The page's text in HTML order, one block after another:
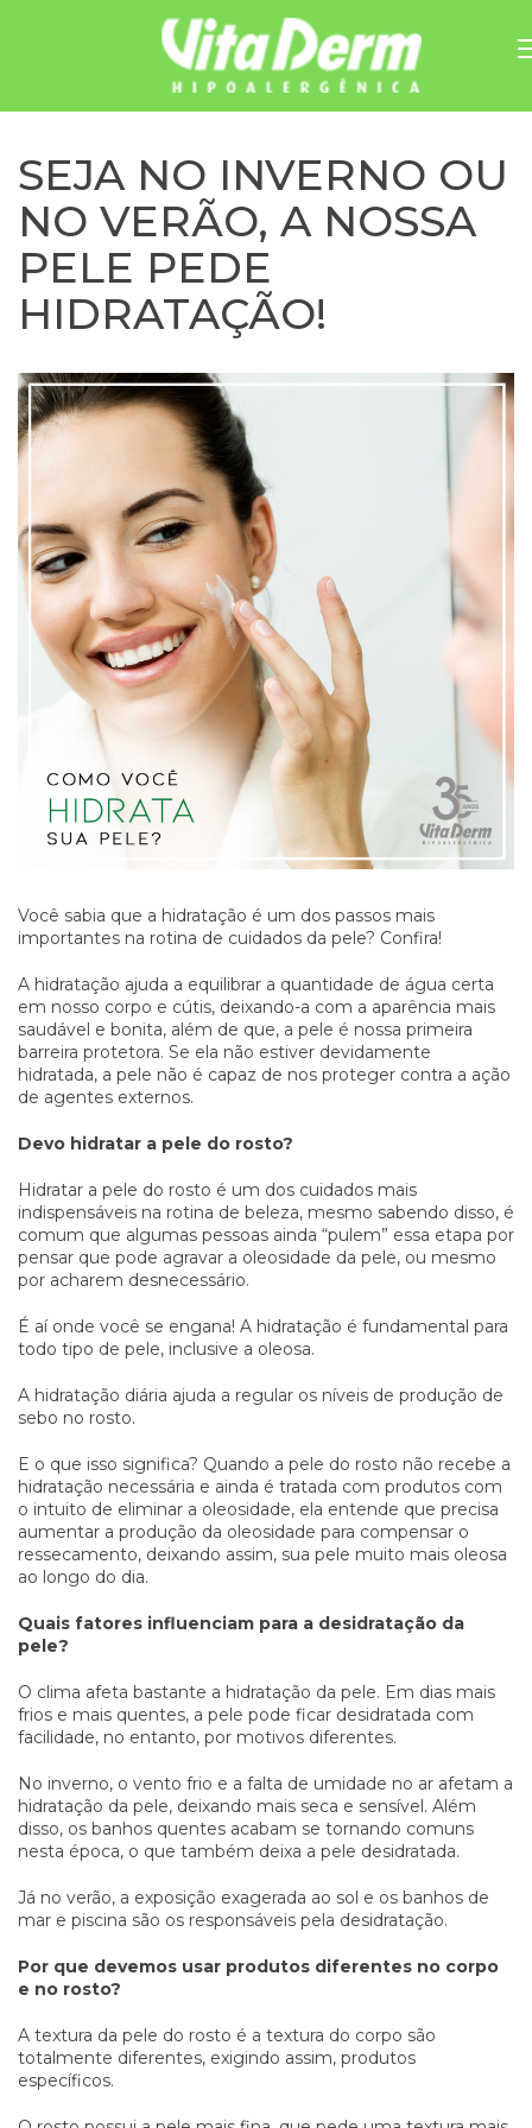
conteúdo
SEJA NO INVERNO OU
NO VERÃO, A NOSSA
PELE PEDE
HIDRATAÇÃO!
Você sabia que a hidratação é um dos passos mais
importantes na rotina de cuidados da pele? Confira!
A hidratação ajuda a equilibrar a quantidade de água certa
em nosso corpo e cútis, deixando-a com a aparência mais
saudável e bonita, além de que, a pele é nossa primeira
barreira protetora. Se ela não estiver devidamente
hidratada, a pele não é capaz de nos proteger contra a ação
de agentes externos.
Devo hidratar a pele do rosto?
Hidratar a pele do rosto é um dos cuidados mais
indispensáveis na rotina de beleza, mesmo sabendo disso, é
comum que algumas pessoas ainda “pulem” essa etapa por
pensar que pode agravar a oleosidade da pele, ou mesmo
por acharem desnecessário.
É aí onde você se engana! A hidratação é fundamental para
todo tipo de pele, inclusive a oleosa.
A hidratação diária ajuda a regular os níveis de produção de
sebo no rosto.
E o que isso significa? Quando a pele do rosto não recebe a
hidratação necessária e ainda é tratada com produtos com
o intuito de eliminar a oleosidade, ela entende que precisa
aumentar a produção da oleosidade para compensar o
ressecamento, deixando assim, sua pele muito mais oleosa
ao longo do dia.
Quais fatores influenciam para a desidratação da
pele?
O clima afeta bastante a hidratação da pele. Em dias mais
frios e mais quentes, a pele pode ficar desidratada com
facilidade, no entanto, por motivos diferentes.
No inverno, o vento frio e a falta de umidade no ar afetam a
hidratação da pele, deixando mais seca e sensível. Além
disso, os banhos quentes acabam se tornando comuns
nesta época, o que também deixa a pele desidratada.
Já no verão, a exposição exagerada ao sol e os banhos de
mar e piscina são os responsáveis pela desidratação.
Por que devemos usar produtos diferentes no corpo
e no rosto?
A textura da pele do rosto é a textura do corpo são
totalmente diferentes, exigindo assim, produtos
específicos.